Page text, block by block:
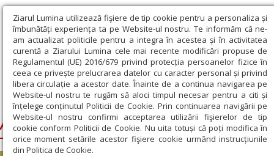
Ziarul Lumina utilizează fişiere de tip cookie pentru a personaliza și
îmbunătăți experiența ta pe Website-ul nostru. Te informăm că ne-
am actualizat politicile pentru a integra în acestea și în activitatea
curentă a Ziarului Lumina cele mai recente modificări propuse de
Regulamentul (UE) 2016/679 privind protecția persoanelor fizice în
ceea ce privește prelucrarea datelor cu caracter personal și privind
libera circulație a acestor date. Înainte de a continua navigarea pe
Website-ul nostru te rugăm să aloci timpul necesar pentru a citi și
înțelege conținutul Politicii de Cookie. Prin continuarea navigării pe
Website-ul nostru confirmi acceptarea utilizării fişierelor de tip
cookie conform Politicii de Cookie. Nu uita totuși că poți modifica în
orice moment setările acestor fişiere cookie urmând instrucțiunile
din Politica de Cookie.
Ziarul Lumina › Acoperământul Maicii Domnului
Acoperământul Maicii Domnului